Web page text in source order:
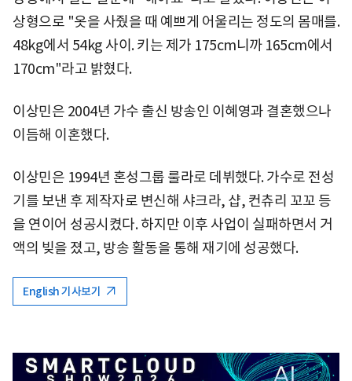
상형으로 "옷을 사줬을 때 예쁘게 어울리는 정도의 몸매를.
48kg에서 54kg 사이. 키는 제가 175cm니까 165cm에서
170cm"라고 밝혔다.
이상민은 2004년 가수 출신 방송인 이혜영과 결혼했으나
이듬해 이혼했다.
이상민은 1994년 혼성그룹 룰라로 데뷔했다. 가수로 전성
기를 보낸 후 제작자로 변신해 샤크라, 샵, 컨츄리 꼬꼬 등
을 연이어 성공시켰다. 하지만 이후 사업이 실패하면서 거
액의 빚을 졌고, 방송 활동을 통해 재기에 성공했다.
English 기사보기